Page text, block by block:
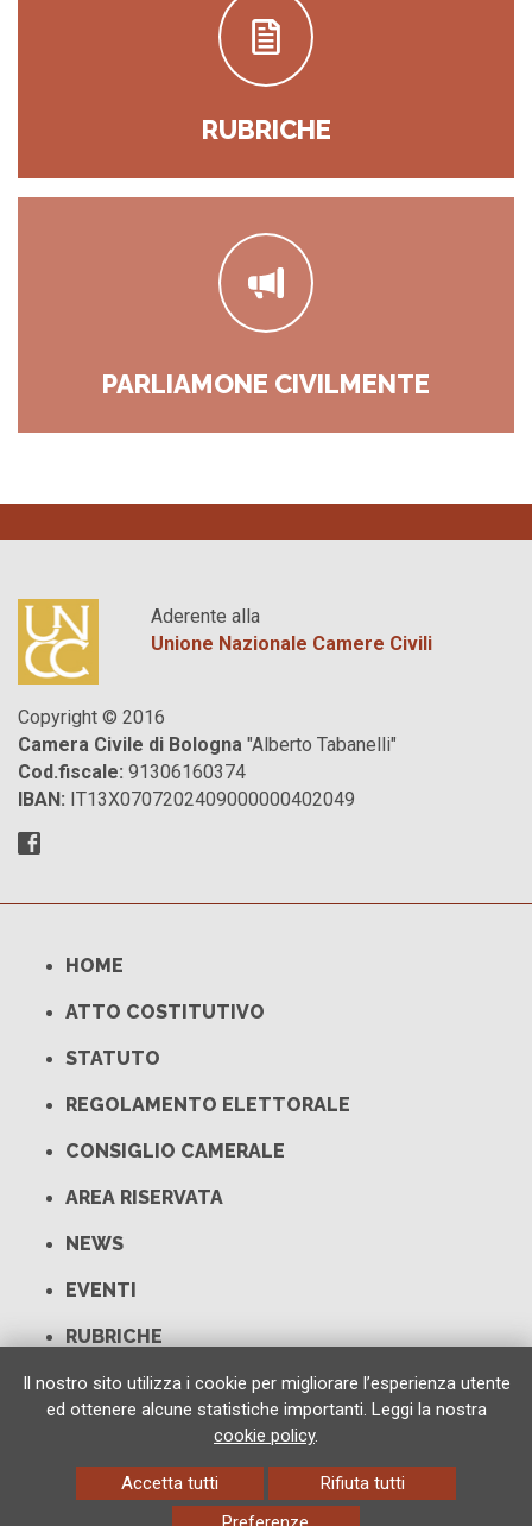
RUBRICHE
PARLIAMONE CIVILMENTE
Aderente alla
Unione Nazionale Camere Civili
Copyright © 2016
Camera Civile di Bologna "Alberto Tabanelli"
Cod.fiscale: 91306160374
IBAN: IT13X0707202409000000402049
HOME
ATTO COSTITUTIVO
STATUTO
REGOLAMENTO ELETTORALE
CONSIGLIO CAMERALE
AREA RISERVATA
NEWS
EVENTI
RUBRICHE
LINK UTILI
Il nostro sito utilizza i cookie per migliorare l’esperienza utente
ed ottenere alcune statistiche importanti. Leggi la nostra
cookie policy.
Accetta tutti
Rifiuta tutti